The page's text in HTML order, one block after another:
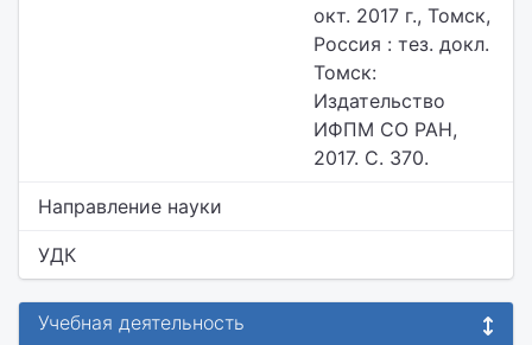
окт. 2017 г., Томск,
Россия : тез. докл.
Томск:
Издательство
ИФПМ СО РАН,
2017. С. 370.
Направление науки
УДК
Учебная деятельность